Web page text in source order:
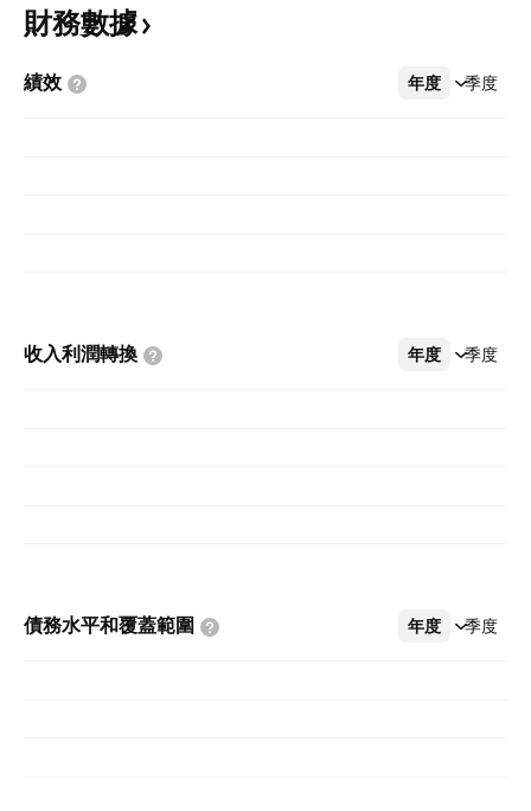
財務數據
績效 年度 季度
更多
收入利潤轉換 年度 季度
更多
債務水平和覆蓋範圍 年度 季度
更多